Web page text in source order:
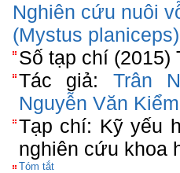
Nghiên cứu nuôi
(Mystus
Số tạp chí (2015)
Tác giả: Trân
Nguyễn Văn Kiểm
Tạp chí: Kỹ yếu
nghiên cứu khoa
Tóm tắt